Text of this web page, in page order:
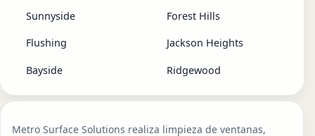
Sunnyside Forest Hills
Flushing Jackson Heights
Bayside Ridgewood
Metro Surface Solutions realiza limpieza de ventanas,